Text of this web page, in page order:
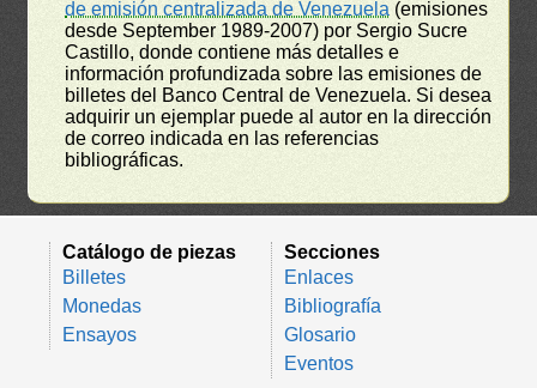
de emisión centralizada de Venezuela (emisiones
desde September 1989-2007) por Sergio Sucre
Castillo, donde contiene más detalles e
información profundizada sobre las emisiones de
billetes del Banco Central de Venezuela. Si desea
adquirir un ejemplar puede al autor en la dirección
de correo indicada en las referencias
bibliográficas.
Catálogo de piezas
Billetes
Monedas
Ensayos
Secciones
Enlaces
Bibliografía
Glosario
Eventos